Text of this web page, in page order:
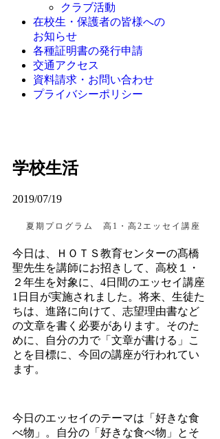
クラブ活動
在校生・保護者の皆様への
お知らせ
各種証明書の発行申請
交通アクセス
資料請求・お問い合わせ
プライバシーポリシー
学校生活
2019/07/19
夏期プログラム 高1・高2エッセイ講座
今日は、ＨＯＴＳ教育センターの髙橋
聖先生を講師にお招きして、高校１・
２年生を対象に、4日間のエッセイ講座
1日目が実施されました。将来、生徒た
ちは、進路に向けて、志望理由書など
の文章を書く必要があります。そのた
めに、自分の力で「文章が書ける」こ
とを目標に、今回の講座が行われてい
ます。
今日のエッセイのテーマは「好きな食
べ物」。自分の「好きな食べ物」とそ